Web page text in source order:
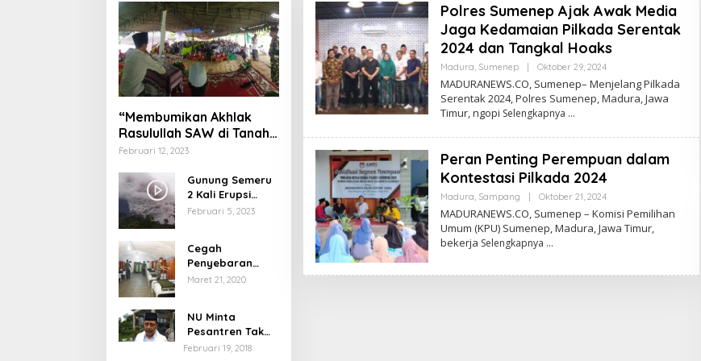
“Membumikan Akhlak
Rasulullah SAW di Tanah
Nusantara”
Februari 12, 2023
Gunung Semeru
2 Kali Erupsi
dengan Tinggi
Februari 5, 2023
Cegah
Penyebaran
Virus Corona,
Pelayanan
Maret 21, 2020
NU Minta
Pesantren Tak
Terprovokasi
Februari 19, 2018
Polres Sumenep Ajak Awak Media
Jaga Kedamaian Pilkada Serentak
2024 dan Tangkal Hoaks
Madura, Sumenep Oktober 29, 2024Oleh
MADURANEWS.CO, Sumenep– Menjelang Pilkada
Serentak 2024, Polres Sumenep, Madura, Jawa
Timur, ngopi Selengkapnya
Peran Penting Perempuan dalam
Kontestasi Pilkada 2024
Madura, Sampang Oktober 21, 2024Oleh
MADURANEWS.CO, Sumenep – Komisi Pemilihan
Umum (KPU) Sumenep, Madura, Jawa Timur,
bekerja Selengkapnya